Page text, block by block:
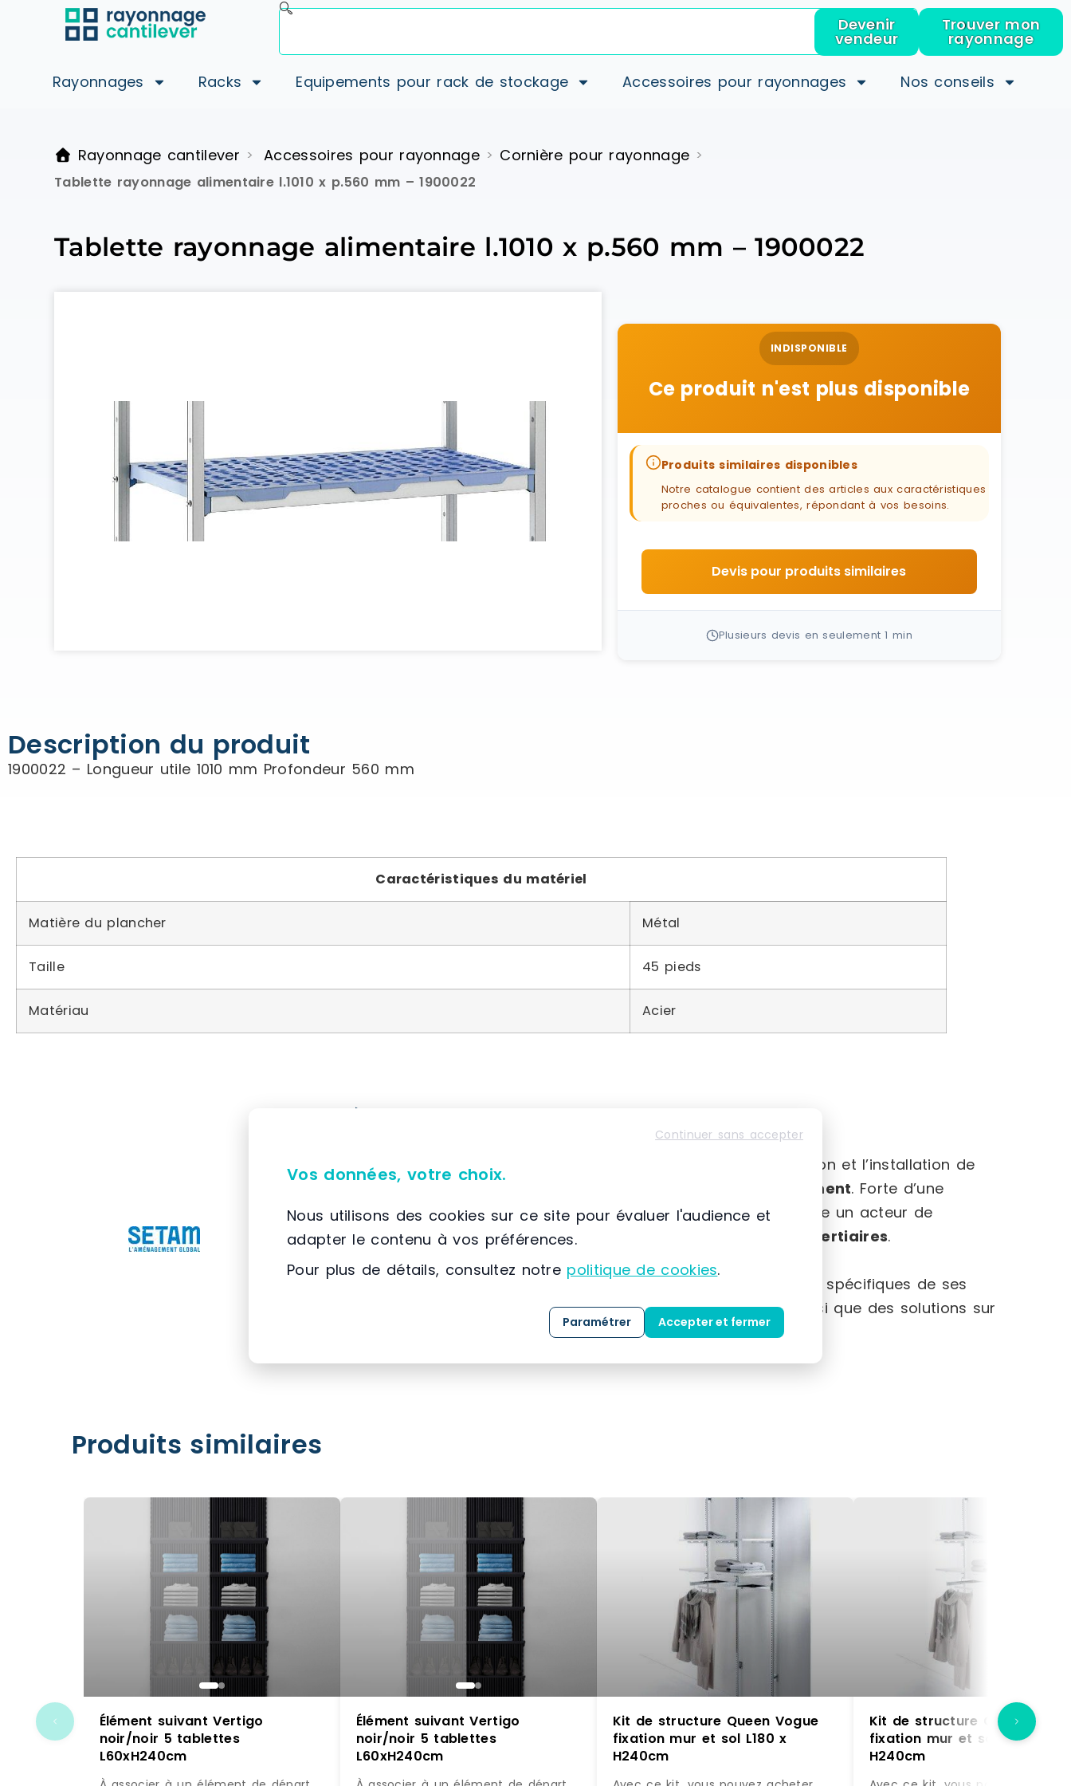
Devenir
vendeur
Trouver mon
rayonnage
Rayonnages Racks Equipements pour rack de stockage Accessoires pour rayonnages Nos conseils
Rayonnage cantilever > Accessoires pour rayonnage > Cornière pour rayonnage >
Tablette rayonnage alimentaire l.1010 x p.560 mm – 1900022
Tablette rayonnage alimentaire l.1010 x p.560 mm – 1900022
INDISPONIBLE
Ce produit n'est plus disponible
Produits similaires disponibles
Notre catalogue contient des articles aux caractéristiques
proches ou équivalentes, répondant à vos besoins.
Devis pour produits similaires
Plusieurs devis en seulement 1 min
Description du produit
1900022 – Longueur utile 1010 mm Profondeur 560 mm
Caractéristiques du matériel
Matière du plancher Métal
Taille 45 pieds
Matériau Acier
📌 Située à France, SCIONZIER, (74) Auvergne-Rhône-Alpes
SETAM
est spécialisée dans la conception, la commercialisation et l’installation de
solutions dédiées au
rangement. Forte d’une
expertise développée depuis 1974, l’entreprise s’impose comme un acteur de
référence dans l’aménagement des espaces industriels et tertiaires.
Grâce à une maîtrise approfondie des métiers et des besoins spécifiques de ses
clients, SETAM propose une gamme complète de produits ainsi que des solutions sur
clé en main.
Produits similaires
Élément suivant Vertigo
noir/noir 5 tablettes
L60xH240cm
Élément suivant Vertigo
noir/noir 5 tablettes
L60xH240cm
Kit de structure Queen Vogue
fixation mur et sol L180 x
H240cm
Kit de structure Queen
fixation mur et sol L180 x
H240cm
Continuer sans accepter
Vos données, votre choix.
Nous utilisons des cookies sur ce site pour évaluer l'audience et
adapter le contenu à vos préférences.
Pour plus de détails, consultez notre politique de cookies.
Paramétrer Accepter et fermer